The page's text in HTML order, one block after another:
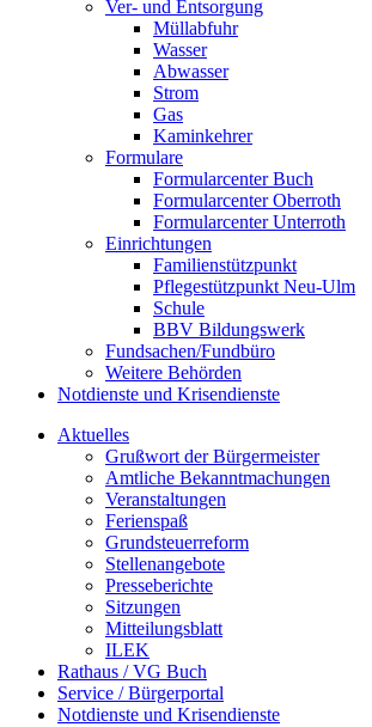
Ver- und Entsorgung
Müllabfuhr
Wasser
Abwasser
Strom
Gas
Kaminkehrer
Formulare
Formularcenter Buch
Formularcenter Oberroth
Formularcenter Unterroth
Einrichtungen
Familienstützpunkt
Pflegestützpunkt Neu-Ulm
Schule
BBV Bildungswerk
Fundsachen/Fundbüro
Weitere Behörden
Notdienste und Krisendienste
Aktuelles
Grußwort der Bürgermeister
Amtliche Bekanntmachungen
Veranstaltungen
Ferienspaß
Grundsteuerreform
Stellenangebote
Presseberichte
Sitzungen
Mitteilungsblatt
ILEK
Rathaus / VG Buch
Service / Bürgerportal
Notdienste und Krisendienste